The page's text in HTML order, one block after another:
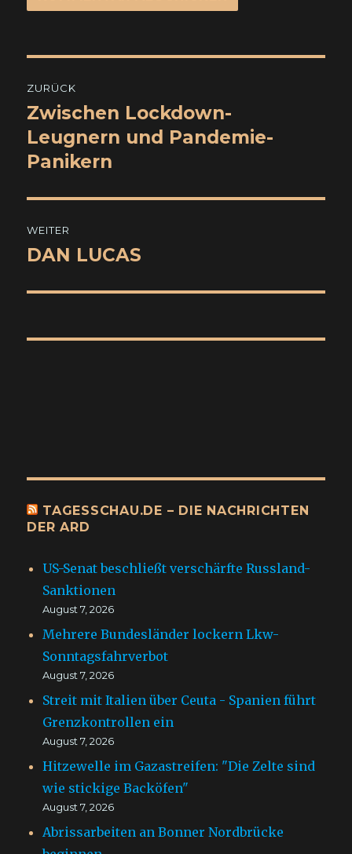
ZURÜCK
Vorheriger
Beitrag:
Zwischen Lockdown-
Leugnern und Pandemie-
Panikern
WEITER
Nächster
DAN LUCAS
TAGESSCHAU.DE – DIE NACHRICHTEN
DER ARD
US-Senat beschließt verschärfte Russland-
Sanktionen
August 7, 2026
Mehrere Bundesländer lockern Lkw-
Sonntagsfahrverbot
August 7, 2026
Streit mit Italien über Ceuta - Spanien führt
Grenzkontrollen ein
August 7, 2026
Hitzewelle im Gazastreifen: "Die Zelte sind
wie stickige Backöfen"
August 7, 2026
Abrissarbeiten an Bonner Nordbrücke